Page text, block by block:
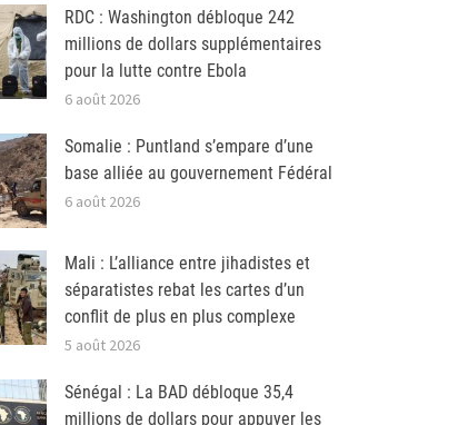
RDC : Washington débloque 242
millions de dollars supplémentaires
pour la lutte contre Ebola
6 août 2026
Somalie : Puntland s’empare d’une
base alliée au gouvernement Fédéral
6 août 2026
Mali : L’alliance entre jihadistes et
séparatistes rebat les cartes d’un
conflit de plus en plus complexe
5 août 2026
Sénégal : La BAD débloque 35,4
millions de dollars pour appuyer les